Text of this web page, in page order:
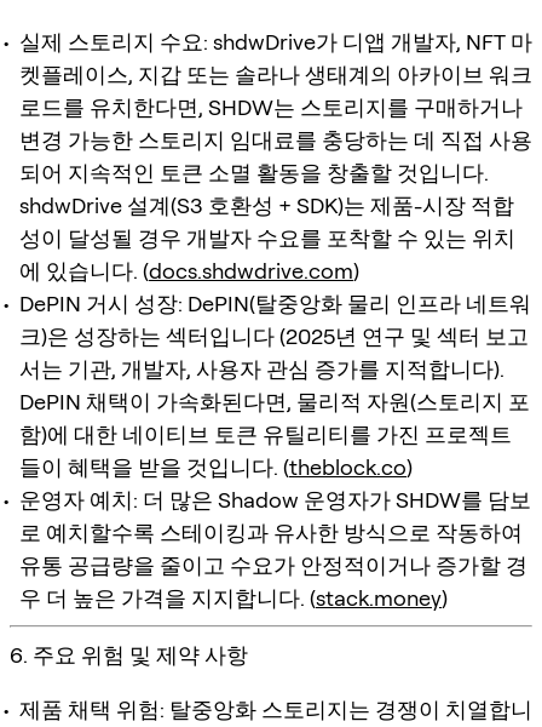
실제 스토리지 수요: shdwDrive가 디앱 개발자, NFT 마
켓플레이스, 지갑 또는 솔라나 생태계의 아카이브 워크
로드를 유치한다면, SHDW는 스토리지를 구매하거나
변경 가능한 스토리지 임대료를 충당하는 데 직접 사용
되어 지속적인 토큰 소멸 활동을 창출할 것입니다.
shdwDrive 설계(S3 호환성 + SDK)는 제품-시장 적합
성이 달성될 경우 개발자 수요를 포착할 수 있는 위치
에 있습니다. (docs.shdwdrive.com)
DePIN 거시 성장: DePIN(탈중앙화 물리 인프라 네트워
크)은 성장하는 섹터입니다 (2025년 연구 및 섹터 보고
서는 기관, 개발자, 사용자 관심 증가를 지적합니다).
DePIN 채택이 가속화된다면, 물리적 자원(스토리지 포
함)에 대한 네이티브 토큰 유틸리티를 가진 프로젝트
들이 혜택을 받을 것입니다. (theblock.co)
운영자 예치: 더 많은 Shadow 운영자가 SHDW를 담보
로 예치할수록 스테이킹과 유사한 방식으로 작동하여
유통 공급량을 줄이고 수요가 안정적이거나 증가할 경
우 더 높은 가격을 지지합니다. (stack.money)
6. 주요 위험 및 제약 사항
제품 채택 위험: 탈중앙화 스토리지는 경쟁이 치열합니